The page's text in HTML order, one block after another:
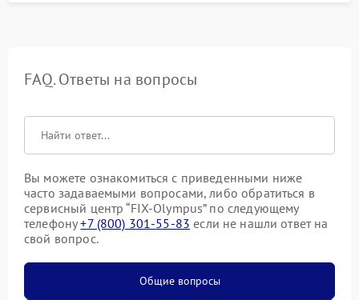
FAQ. Ответы на вопросы
Вы можете ознакомиться с приведенными ниже
часто задаваемыми вопросами, либо обратиться в
сервисный центр “FIX-Olympus” по следующему
телефону+7 (800) 301-55-83 если не нашли ответ на
свой вопрос.
Общие вопросы